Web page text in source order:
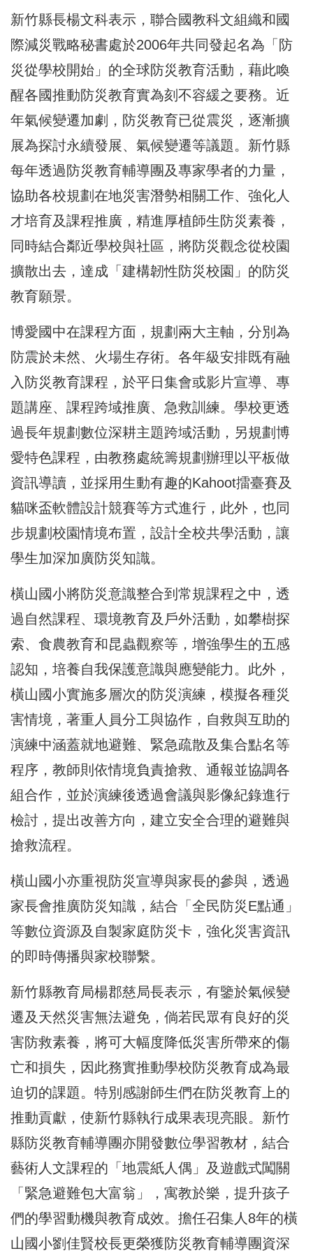
新竹縣長楊文科表示，聯合國教科文組織和國
際減災戰略秘書處於2006年共同發起名為「防
災從學校開始」的全球防災教育活動，藉此喚
醒各國推動防災教育實為刻不容緩之要務。近
年氣候變遷加劇，防災教育已從震災，逐漸擴
展為探討永續發展、氣候變遷等議題。新竹縣
每年透過防災教育輔導團及專家學者的力量，
協助各校規劃在地災害潛勢相關工作、強化人
才培育及課程推廣，精進厚植師生防災素養，
同時結合鄰近學校與社區，將防災觀念從校園
擴散出去，達成「建構韌性防災校園」的防災
教育願景。
博愛國中在課程方面，規劃兩大主軸，分別為
防震於未然、火場生存術。各年級安排既有融
入防災教育課程，於平日集會或影片宣導、專
題講座、課程跨域推廣、急救訓練。學校更透
過長年規劃數位深耕主題跨域活動，另規劃博
愛特色課程，由教務處統籌規劃辦理以平板做
資訊導讀，並採用生動有趣的Kahoot擂臺賽及
貓咪盃軟體設計競賽等方式進行，此外，也同
步規劃校園情境布置，設計全校共學活動，讓
學生加深加廣防災知識。
橫山國小將防災意識整合到常規課程之中，透
過自然課程、環境教育及戶外活動，如攀樹探
索、食農教育和昆蟲觀察等，增強學生的五感
認知，培養自我保護意識與應變能力。此外，
橫山國小實施多層次的防災演練，模擬各種災
害情境，著重人員分工與協作，自救與互助的
演練中涵蓋就地避難、緊急疏散及集合點名等
程序，教師則依情境負責搶救、通報並協調各
組合作，並於演練後透過會議與影像紀錄進行
檢討，提出改善方向，建立安全合理的避難與
搶救流程。
橫山國小亦重視防災宣導與家長的參與，透過
家長會推廣防災知識，結合「全民防災E點通」
等數位資源及自製家庭防災卡，強化災害資訊
的即時傳播與家校聯繫。
新竹縣教育局楊郡慈局長表示，有鑒於氣候變
遷及天然災害無法避免，倘若民眾有良好的災
害防救素養，將可大幅度降低災害所帶來的傷
亡和損失，因此務實推動學校防災教育成為最
迫切的課題。特別感謝師生們在防災教育上的
推動貢獻，使新竹縣執行成果表現亮眼。新竹
縣防災教育輔導團亦開發數位學習教材，結合
藝術人文課程的「地震紙人偶」及遊戲式闖關
「緊急避難包大富翁」，寓教於樂，提升孩子
們的學習動機與教育成效。擔任召集人8年的橫
山國小劉佳賢校長更榮獲防災教育輔導團資深